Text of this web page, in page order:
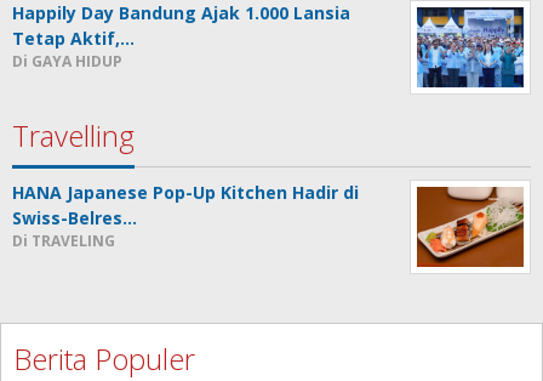
Happily Day Bandung Ajak 1.000 Lansia
Tetap Aktif,…
Di GAYA HIDUP
Travelling
HANA Japanese Pop-Up Kitchen Hadir di
Swiss-Belres…
Di TRAVELING
Berita Populer